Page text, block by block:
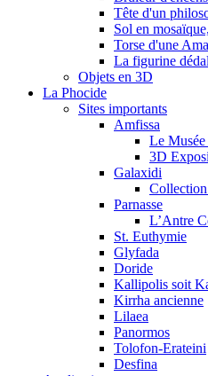
Tête d'un
Sol en
Torse d'une
La figurine
Objets en 3D
La Phocide
Sites importants
Amfissa
Le
3D
Galaxidi
Parnasse
L’Antre
St. Euthymie
Glyfada
Doride
Kallipolis soit
Kirrha ancienne
Lilaea
Panormos
Tolofon-Erateini
Desfina